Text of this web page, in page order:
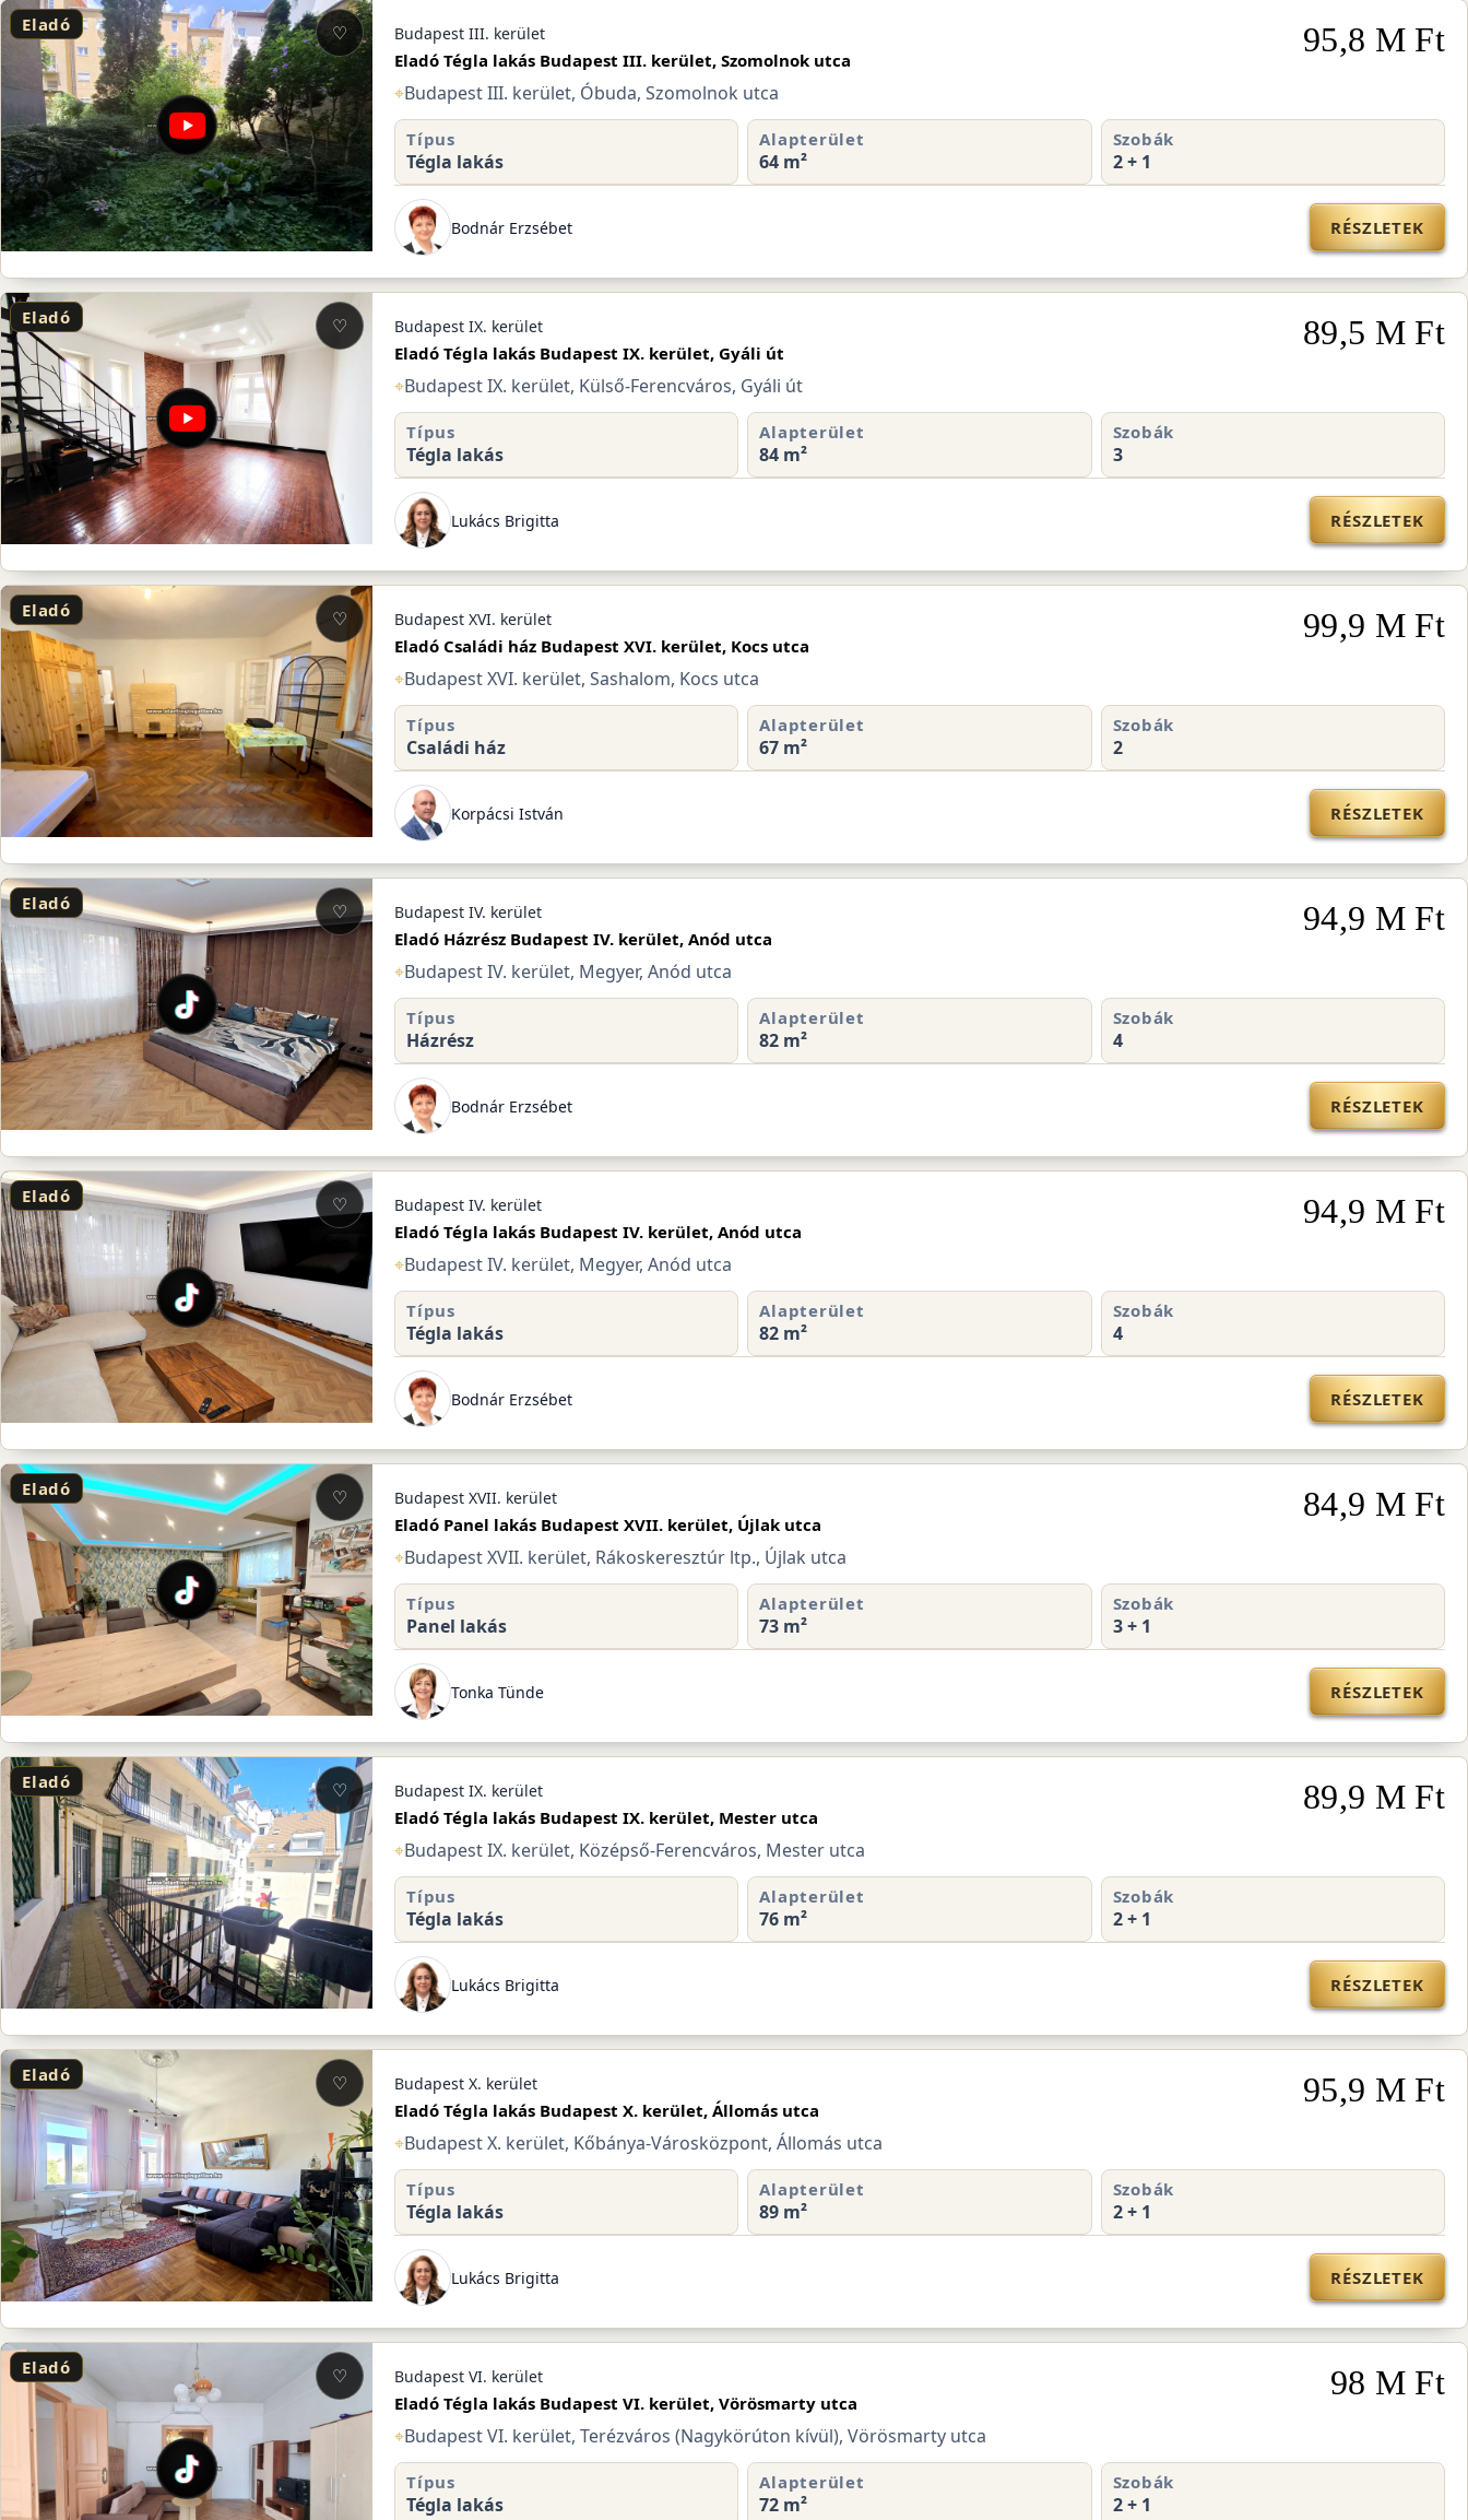
Eladó ♡ Budapest III. kerület
Eladó Tégla lakás Budapest III. kerület, Szomolnok utca
95,8 M Ft
⌖Budapest III. kerület, Óbuda, Szomolnok utca
Típus
Tégla lakás
Alapterület
64 m²
Szobák
2 + 1
Bodnár Erzsébet RÉSZLETEK
Eladó ♡ Budapest IX. kerület
Eladó Tégla lakás Budapest IX. kerület, Gyáli út
89,5 M Ft
⌖Budapest IX. kerület, Külső-Ferencváros, Gyáli út
Típus
Tégla lakás
Alapterület
84 m²
Szobák
3
Lukács Brigitta RÉSZLETEK
Eladó ♡ Budapest XVI. kerület
Eladó Családi ház Budapest XVI. kerület, Kocs utca
99,9 M Ft
⌖Budapest XVI. kerület, Sashalom, Kocs utca
Típus
Családi ház
Alapterület
67 m²
Szobák
2
Korpácsi István RÉSZLETEK
Eladó ♡ Budapest IV. kerület
Eladó Házrész Budapest IV. kerület, Anód utca
94,9 M Ft
⌖Budapest IV. kerület, Megyer, Anód utca
Típus
Házrész
Alapterület
82 m²
Szobák
4
Bodnár Erzsébet RÉSZLETEK
Eladó ♡ Budapest IV. kerület
Eladó Tégla lakás Budapest IV. kerület, Anód utca
94,9 M Ft
⌖Budapest IV. kerület, Megyer, Anód utca
Típus
Tégla lakás
Alapterület
82 m²
Szobák
4
Bodnár Erzsébet RÉSZLETEK
Eladó ♡ Budapest XVII. kerület
Eladó Panel lakás Budapest XVII. kerület, Újlak utca
84,9 M Ft
⌖Budapest XVII. kerület, Rákoskeresztúr ltp., Újlak utca
Típus
Panel lakás
Alapterület
73 m²
Szobák
3 + 1
Tonka Tünde RÉSZLETEK
Eladó ♡ Budapest IX. kerület
Eladó Tégla lakás Budapest IX. kerület, Mester utca
89,9 M Ft
⌖Budapest IX. kerület, Középső-Ferencváros, Mester utca
Típus
Tégla lakás
Alapterület
76 m²
Szobák
2 + 1
Lukács Brigitta RÉSZLETEK
Eladó ♡ Budapest X. kerület
Eladó Tégla lakás Budapest X. kerület, Állomás utca
95,9 M Ft
⌖Budapest X. kerület, Kőbánya-Városközpont, Állomás utca
Típus
Tégla lakás
Alapterület
89 m²
Szobák
2 + 1
Lukács Brigitta RÉSZLETEK
Eladó ♡ Budapest VI. kerület
Eladó Tégla lakás Budapest VI. kerület, Vörösmarty utca
98 M Ft
⌖Budapest VI. kerület, Terézváros (Nagykörúton kívül), Vörösmarty utca
Típus
Tégla lakás
Alapterület
72 m²
Szobák
2 + 1